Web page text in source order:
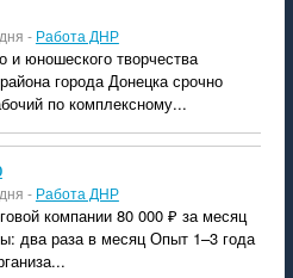
- Работа ДНР
и юношеского творчества
города Донецка срочно
по комплексному...
- Работа ДНР
компании 80 000 ₽ за месяц
два раза в месяц Опыт 1–3 года